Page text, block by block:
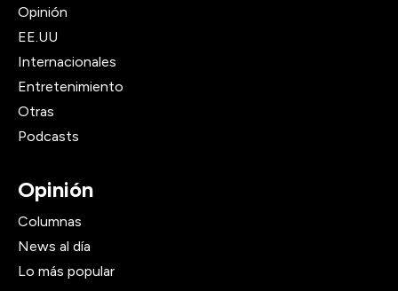
Opinión
EE.UU
Internacionales
Entretenimiento
Otras
Podcasts
Opinión
Columnas
News al día
Lo más popular